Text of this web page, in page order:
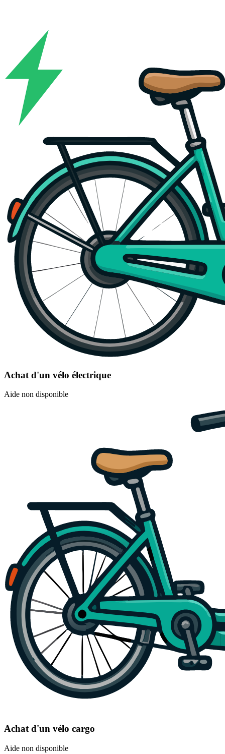
Achat d'un vélo électrique
Aide non disponible
Achat d'un vélo cargo
Aide non disponible